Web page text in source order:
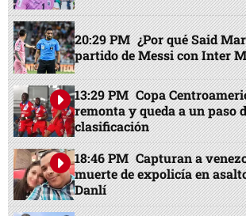
20:29 PM ¿Por qué Said
partido de Messi con Inter
13:29 PM Copa
remonta y queda a un paso
clasificación
18:46 PM Capturan a
muerte de expolicía en
Danlí